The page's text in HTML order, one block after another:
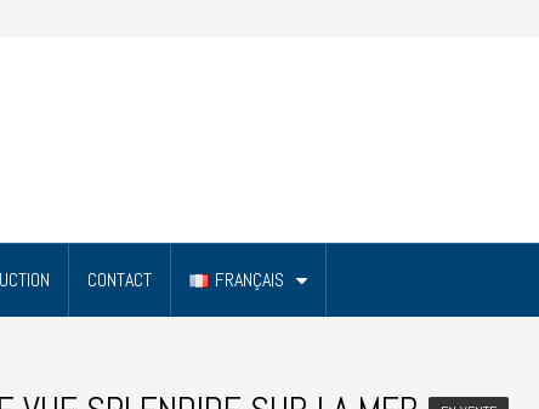
CONTACT FRANÇAIS